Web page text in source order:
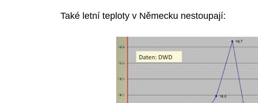
Také letní teploty v Německu nestoupají: